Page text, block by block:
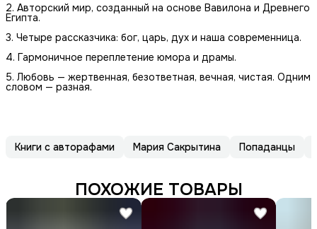
2. Авторский мир, созданный на основе Вавилона и Древнего
Египта.
3. Четыре рассказчика: бог, царь, дух и наша современница.
4. Гармоничное переплетение юмора и драмы.
5. Любовь — жертвенная, безответная, вечная, чистая. Одним
словом — разная.
Книги с авторафами Мария Сакрытина Попаданцы
ПОХОЖИЕ ТОВАРЫ